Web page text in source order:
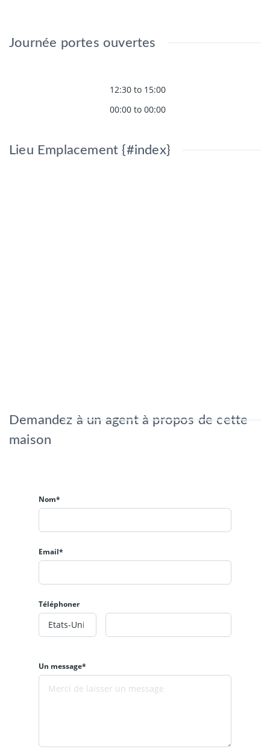
Journée portes ouvertes
12:30 to 15:00
00:00 to 00:00
Lieu Emplacement {#index}
Demandez à un agent à propos de cette
maison
Nom*
Email*
Téléphoner
Un message*